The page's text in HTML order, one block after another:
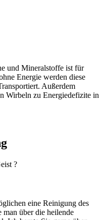
und Mineralstoffe ist für
Energie werden diese
Außerdem
Wirbeln zu Energiedefizite in
?
eine Reinigung des
über die heilende